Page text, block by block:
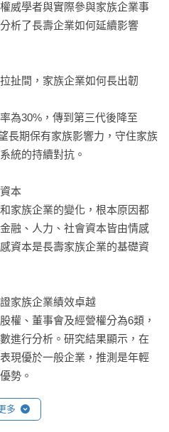
威學者與實際參與家族企業事
析了長壽企業如何延續影響
扯間，家族企業如何長出韌
為30%，傳到第三代後降至
長期保有家族影響力，守住家族
統的持續對抗。
本
家族企業的變化，根本原因都
融、人力、社會資本皆由情感
資本是長壽家族企業的基礎資
家族企業績效卓越
權、董事會及經營權分為6類，
進行分析。研究結果顯示，在
現優於一般企業，推測是年輕
勢。
多